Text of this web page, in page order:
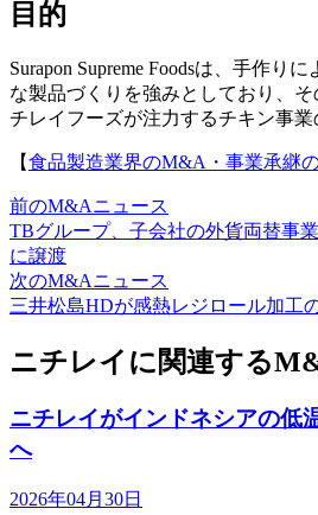
目的
Surapon Supreme Foodsは、手作り
な製品づくりを強みとしており、
チレイフーズが注力するチキン事業
【食品製造業界のM&A・事業承継
前のM&Aニュース
TBグループ、子会社の外貨両替事
に譲渡
次のM&Aニュース
三井松島HDが感熱レジロール加工
ニチレイに関連する
ニチレイがインドネシアの低
へ
2026年04月30日